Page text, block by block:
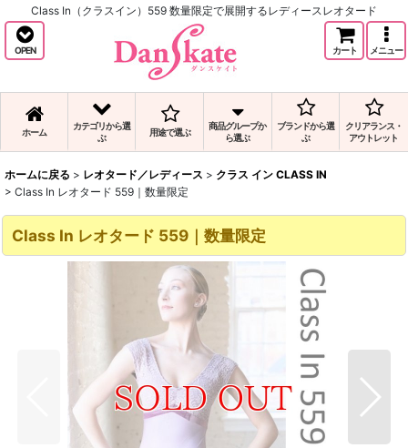
Class In（クラスイン）559 数量限定で展開するレディースレオタード
OPEN カート メニュー
ホーム
カテゴリから選
ぶ
用途で選ぶ
商品グループか
ら選ぶ
ブランドから選
ぶ
クリアランス・
アウトレット
ホームに戻る > レオタード／レディース > クラス イン CLASS IN
> Class In レオタード 559｜数量限定
Class In レオタード 559｜数量限定